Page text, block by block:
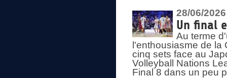
28/06/2026
Un final
Au terme
l'enthousiasme de
cinq sets face au
Volleyball Nations
Final 8 dans un peu